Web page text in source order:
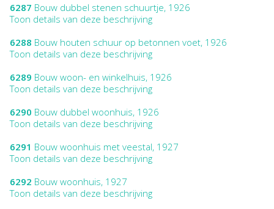
6287 Bouw dubbel stenen schuurtje, 1926
Toon details van deze beschrijving
6288 Bouw houten schuur op betonnen voet, 1926
Toon details van deze beschrijving
6289 Bouw woon- en winkelhuis, 1926
Toon details van deze beschrijving
6290 Bouw dubbel woonhuis, 1926
Toon details van deze beschrijving
6291 Bouw woonhuis met veestal, 1927
Toon details van deze beschrijving
6292 Bouw woonhuis, 1927
Toon details van deze beschrijving